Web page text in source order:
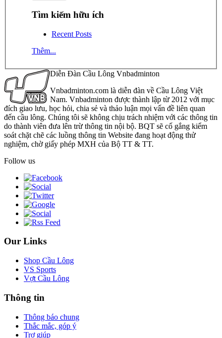
Tìm kiếm hữu ích
Recent Posts
Thêm...
Diễn Đàn Cầu Lông Vnbadminton
Vnbadminton.com là diễn đàn về Cầu Lông Việt
Nam. Vnbadminton được thành lập từ 2012 với mục
đích giao lưu, học hỏi, chia sẻ và thảo luận mọi vấn đề liên quan
đến cầu lông. Chúng tôi sẽ không chịu trách nhiệm với các thông tin
do thành viên đưa lên trừ thông tin nội bộ. BQT sẽ cố gắng kiểm
soát chặt chẽ các luồng thông tin Website đang hoạt động thử
nghiệm, chờ giấy phép MXH của Bộ TT & TT.
Follow us
Our Links
Shop Cầu Lông
VS Sports
Vợt Cầu Lông
Thông tin
Thông báo chung
Thắc mắc, góp ý
Trợ giúp